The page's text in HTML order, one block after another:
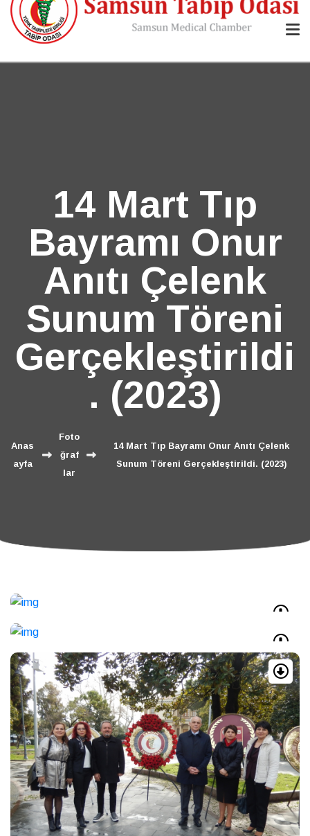
14 Mart Tıp
Bayramı Onur
Anıtı Çelenk
Sunum Töreni
Gerçekleştirildi
. (2023)
Anas
ayfa
Foto
ğraf
lar
14 Mart Tıp Bayramı Onur Anıtı Çelenk
Sunum Töreni Gerçekleştirildi. (2023)